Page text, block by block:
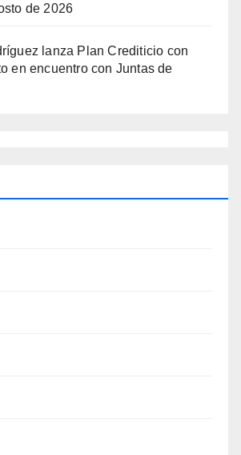
de 2026
lanza Plan Crediticio con
en encuentro con Juntas de